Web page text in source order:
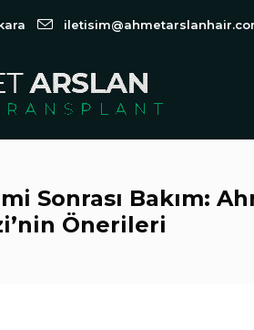
Sonrası Bakım:
Önerileri